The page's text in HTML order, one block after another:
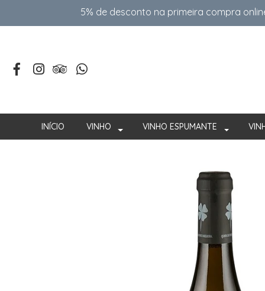
5% de desconto na primeira compra
INÍCIO VINHO VINHO ESPUMANTE